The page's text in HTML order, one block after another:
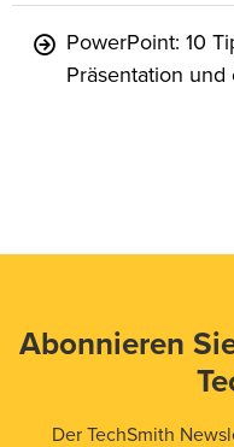
PowerPoint: 10
Präsentation
Abonnieren
Der TechSmith